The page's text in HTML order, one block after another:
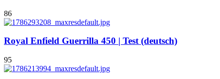
86
Royal Enfield Guerrilla 450 | Test (deutsch)
95